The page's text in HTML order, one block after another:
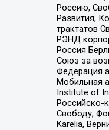
Россию,
Развития,
трактатов
РЭНД
Россия
Союз за
Федерация
Мобильная
Institute of
Российско-
Свободу,
Karelia,